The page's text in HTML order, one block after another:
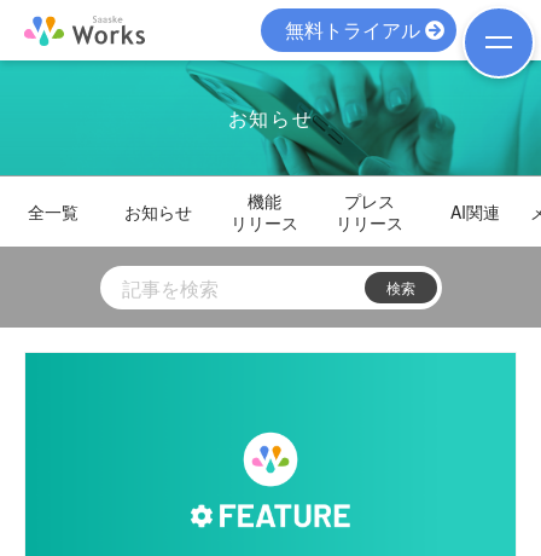
無料トライアル
お知らせ
全一覧 お知らせ
機能
リリース
プレス
リリース
AI関連